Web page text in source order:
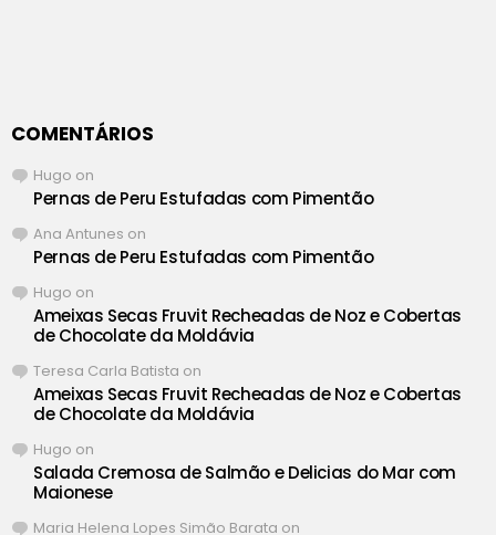
COMENTÁRIOS
Hugo on
Pernas de Peru Estufadas com Pimentão
Ana Antunes on
Pernas de Peru Estufadas com Pimentão
Hugo on
Ameixas Secas Fruvit Recheadas de Noz e Cobertas
de Chocolate da Moldávia
Teresa Carla Batista on
Ameixas Secas Fruvit Recheadas de Noz e Cobertas
de Chocolate da Moldávia
Hugo on
Salada Cremosa de Salmão e Delicias do Mar com
Maionese
Maria Helena Lopes Simão Barata on